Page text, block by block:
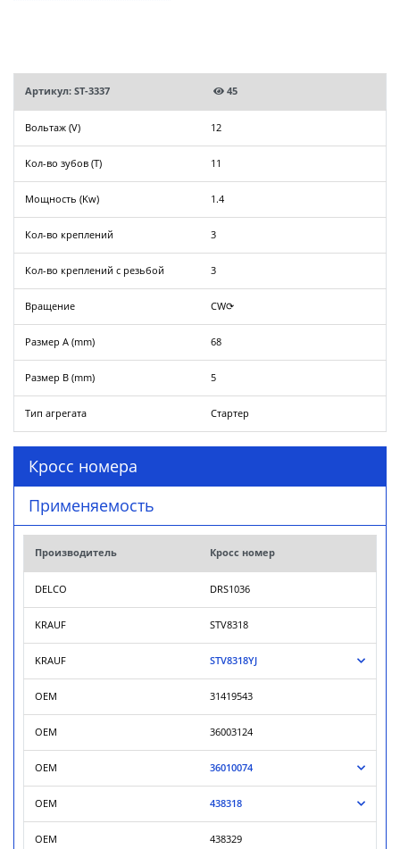
Артикул: ST-3337 45
Вольтаж (V) 12
Кол-во зубов (T) 11
Мощность (Kw) 1.4
Кол-во креплений 3
Кол-во креплений с резьбой 3
Вращение CW⟳
Размер A (mm) 68
Размер B (mm) 5
Тип агрегата Стартер
Кросс номера
Применяемость
Производитель Кросс номер
DELCO DRS1036
KRAUF STV8318
KRAUF STV8318YJ
OEM 31419543
OEM 36003124
OEM 36010074
OEM 438318
OEM 438329